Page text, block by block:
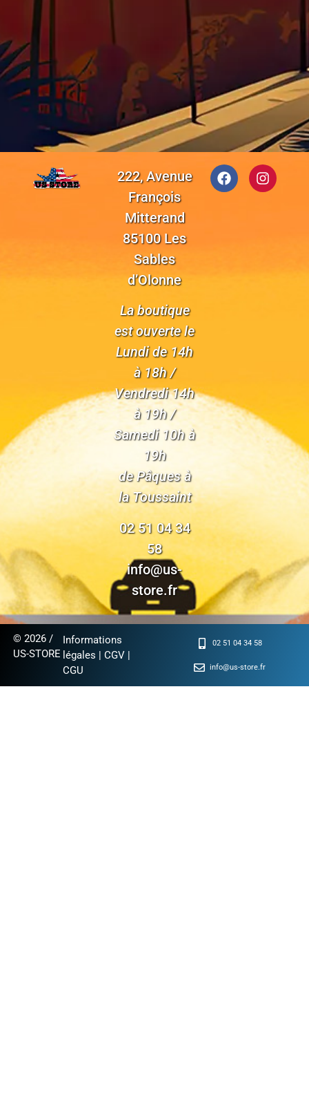
222, Avenue
François
Mitterand
85100 Les
Sables
d’Olonne
La boutique
est ouverte le
Lundi de 14h
à 18h /
Vendredi 14h
à 19h /
Samedi 10h à
19h
de Pâques à
la Toussaint
02 51 04 34
58
info@us-
store.fr
© 2026 /
US-STORE
Informations
légales |CGV |
CGU
02 51 04 34 58
info@us-store.fr